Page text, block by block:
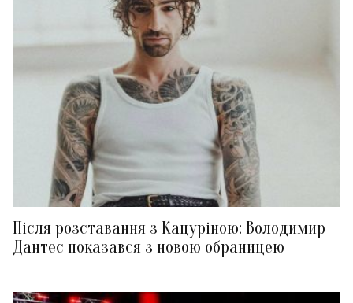
Після розставання з Кацуріною: Володимир
Дантес показався з новою обраницею